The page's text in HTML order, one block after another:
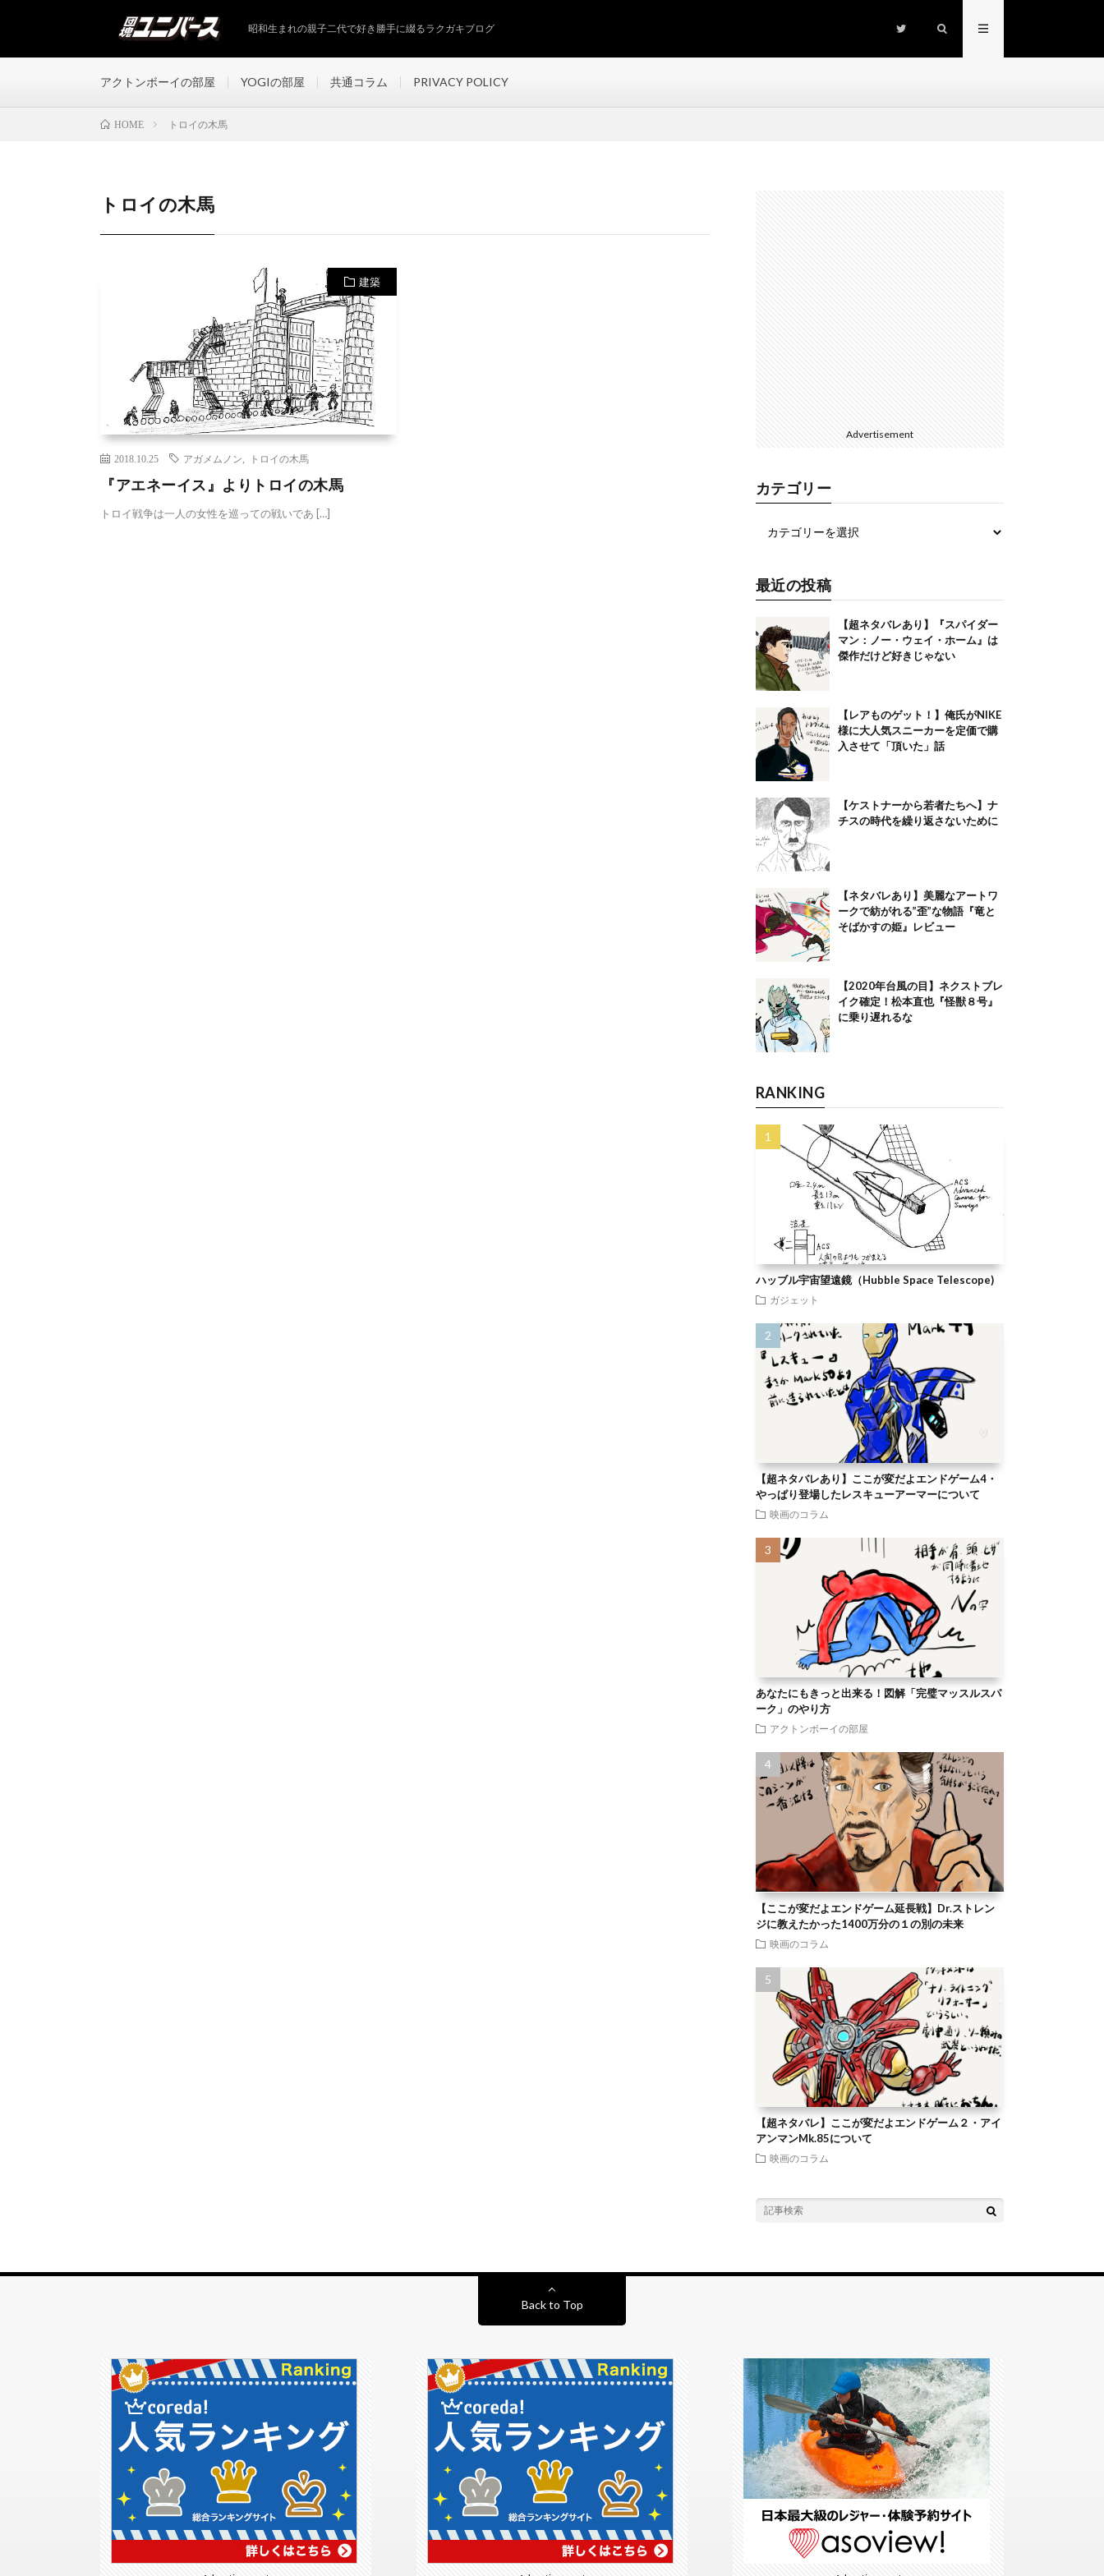
昭和生まれの親子二代で好き勝手に綴るラクガキブログ
アクトンボーイの部屋 YOGIの部屋 共通コラム PRIVACY POLICY
HOME トロイの木馬
トロイの木馬
建築
2018.10.25 アガメムノン トロイの木馬
『アエネーイス』よりトロイの木馬
トロイ戦争は一人の女性を巡っての戦いであ […]
Advertisement
カテゴリー
最近の投稿
【超ネタバレあり】『スパイダー
マン：ノー・ウェイ・ホーム』は
傑作だけど好きじゃない
【レアものゲット！】俺氏がNIKE
様に大人気スニーカーを定価で購
入させて「頂いた」話
【ケストナーから若者たちへ】ナ
チスの時代を繰り返さないために
【ネタバレあり】美麗なアートワ
ークで紡がれる”歪”な物語『竜と
そばかすの姫』レビュー
【2020年台風の目】ネクストブレ
イク確定！松本直也『怪獣８号』
に乗り遅れるな
RANKING
ハッブル宇宙望遠鏡（Hubble Space Telescope)
ガジェット
【超ネタバレあり】ここが変だよエンドゲーム4・
やっぱり登場したレスキューアーマーについて
映画のコラム
あなたにもきっと出来る！図解「完璧マッスルスパ
ーク」のやり方
アクトンボーイの部屋
【ここが変だよエンドゲーム延長戦】Dr.ストレン
ジに教えたかった1400万分の１の別の未来
映画のコラム
【超ネタバレ】ここが変だよエンドゲーム２・アイ
アンマンMk.85について
映画のコラム
Back to Top